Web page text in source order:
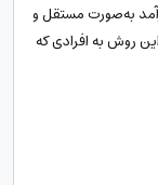
به‌صورت مستقل و
روش به افرادی که